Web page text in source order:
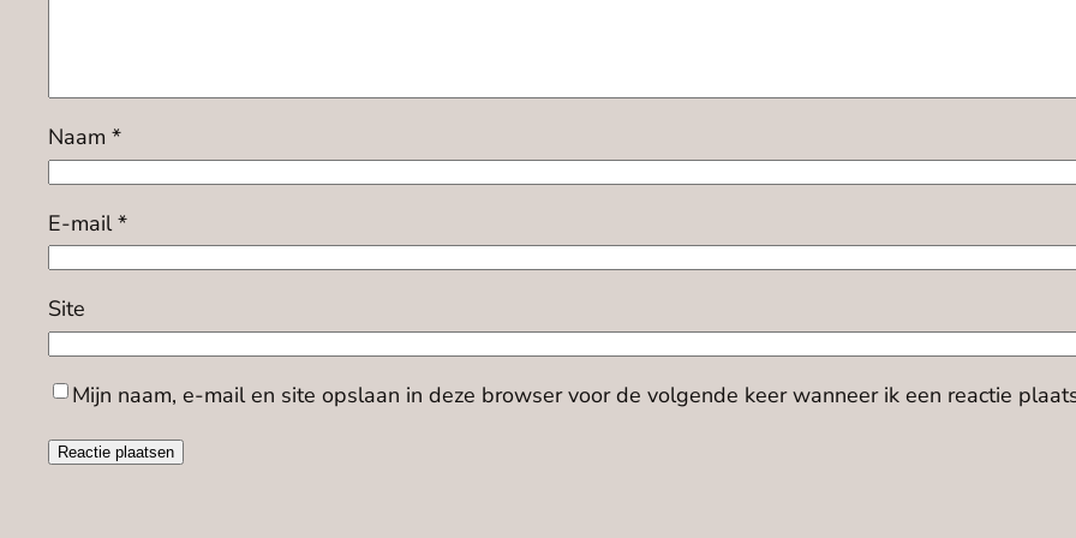
Naam *
E-mail*
Site
Mijn naam, e-mail en site opslaan in deze browser voor de volgende keer wanneer ik een reactie